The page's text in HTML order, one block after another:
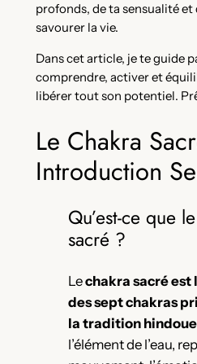
profonds, de ta sensualité et
savourer la vie.
Dans cet article, je te guide
comprendre, activer et
libérer tout son potentiel.
Le Chakra
Introduction
Qu’est-ce que
sacré ?
Lechakra sacré est
des sept chakras
la tradition hindoue
l’élément de l’eau,